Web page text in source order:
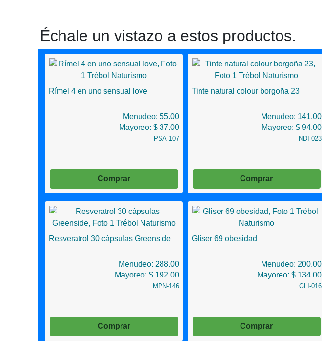
Échale un vistazo a estos productos.
Rímel 4 en uno sensual love
Menudeo: 55.00
Mayoreo: $ 37.00
PSA-107
Comprar
Tinte natural colour borgoña 23
Menudeo: 141.00
Mayoreo: $ 94.00
NDI-023
Comprar
Resveratrol 30 cápsulas Greenside
Menudeo: 288.00
Mayoreo: $ 192.00
MPN-146
Comprar
Gliser 69 obesidad
Menudeo: 200.00
Mayoreo: $ 134.00
GLI-016
Comprar